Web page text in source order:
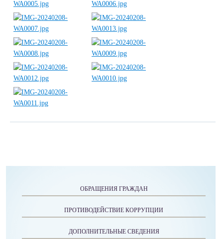
ОБРАЩЕНИЯ ГРАЖДАН
ПРОТИВОДЕЙСТВИЕ КОРРУПЦИИ
ДОПОЛНИТЕЛЬНЫЕ СВЕДЕНИЯ